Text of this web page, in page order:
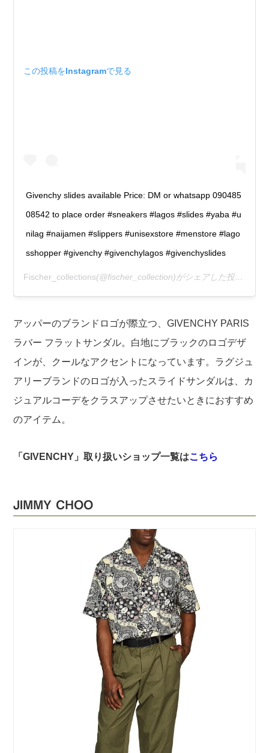
この投稿をInstagramで見る
Givenchy slides available Price: DM or whatsapp 090485
08542 to place order #sneakers #lagos #slides #yaba #u
nilag #naijamen #slippers #unisexstore #menstore #lago
sshopper #givenchy #givenchylagos #givenchyslides
Fischer_collections(@fischer_collection)がシェアした投稿 –
アッパーのブランドロゴが際立つ、GIVENCHY PARIS
ラバー フラットサンダル。白地にブラックのロゴデザ
インが、クールなアクセントになっています。ラグジュ
アリーブランドのロゴが入ったスライドサンダルは、カ
ジュアルコーデをクラスアップさせたいときにおすすめ
のアイテム。
「GIVENCHY」取り扱いショップ一覧はこちら
JIMMY CHOO